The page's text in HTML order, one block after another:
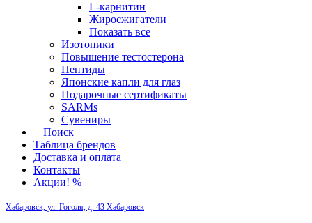
L-карнитин
Жиросжигатели
Показать все
Изотоники
Повышение тестостерона
Пептиды
Японские капли для глаз
Подарочные сертификаты
SARMs
Сувениры
Поиск
Таблица брендов
Доставка и оплата
Контакты
Акции! %
Хабаровск, ул. Гоголя, д. 43 Хабаровск